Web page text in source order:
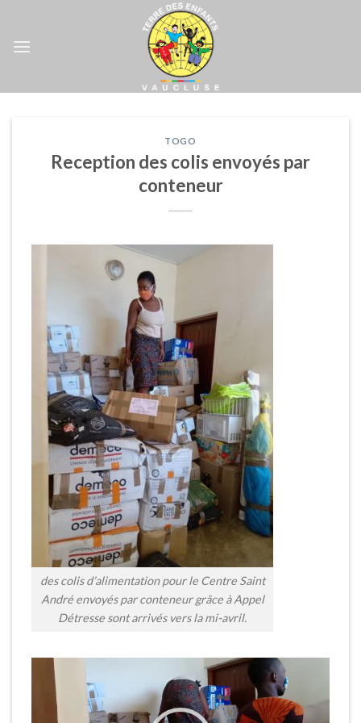
content
TOGO
Reception des colis envoyés par
conteneur
des colis d’alimentation pour le Centre Saint
André envoyés par conteneur grâce à Appel
Détresse sont arrivés vers la mi-avril.
Lecteur
vidéo